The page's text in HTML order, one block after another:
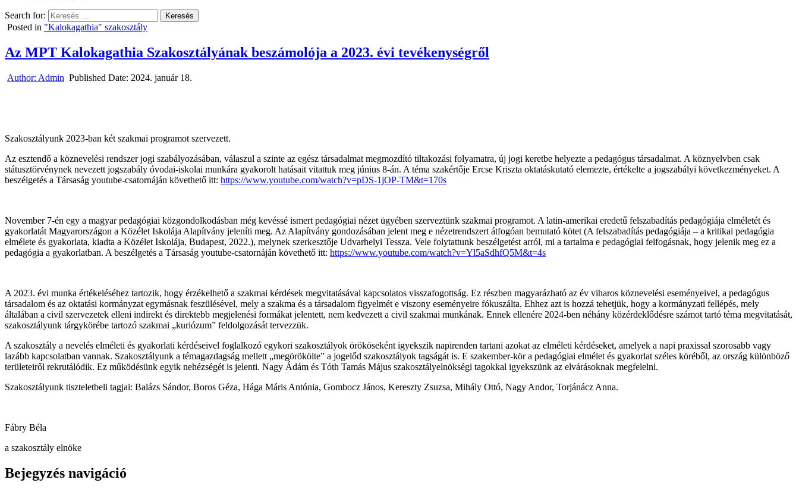
Search for:
Posted in "Kalokagathia" szakosztály
Az MPT Kalokagathia Szakosztályának beszámolója a 2023. évi tevékenységről
Author: Admin Published Date: 2024. január 18.
Szakosztályunk 2023-ban két szakmai programot szervezett.
Az esztendő a köznevelési rendszer jogi szabályozásában, válaszul a szinte az egész társadalmat megmozdító tiltakozási folyamatra, új jogi keretbe helyezte a pedagógus társadalmat. A köznyelvben csak
státusztörvénynek nevezett jogszabály óvodai-iskolai munkára gyakorolt hatásait vitattuk meg június 8-án. A téma szakértője Ercse Kriszta oktatáskutató elemezte, értékelte a jogszabályi következményeket. A
beszélgetés a Társaság youtube-csatornáján követhető itt: https://www.youtube.com/watch?v=pDS-1jOP-TM&t=170s
November 7-én egy a magyar pedagógiai közgondolkodásban még kevéssé ismert pedagógiai nézet ügyében szerveztünk szakmai programot. A latin-amerikai eredetű felszabadítás pedagógiája elméletét és
gyakorlatát Magyarországon a Közélet Iskolája Alapítvány jeleníti meg. Az Alapítvány gondozásában jelent meg e nézetrendszert átfogóan bemutató kötet (A felszabadítás pedagógiája – a kritikai pedagógia
elmélete és gyakorlata, kiadta a Közélet Iskolája, Budapest, 2022.), melynek szerkesztője Udvarhelyi Tessza. Vele folytattunk beszélgetést arról, mi a tartalma e pedagógiai felfogásnak, hogy jelenik meg ez a
pedagógia a gyakorlatban. A beszélgetés a Társaság youtube-csatornáján követhető itt: https://www.youtube.com/watch?v=Yl5aSdhfQ5M&t=4s
A 2023. évi munka értékeléséhez tartozik, hogy érzékelhető a szakmai kérdések megvitatásával kapcsolatos visszafogottság. Ez részben magyarázható az év viharos köznevelési eseményeivel, a pedagógus
társadalom és az oktatási kormányzat egymásnak feszülésével, mely a szakma és a társadalom figyelmét e viszony eseményeire fókuszálta. Ehhez azt is hozzá tehetjük, hogy a kormányzati fellépés, mely
általában a civil szervezetek elleni indirekt és direktebb megjelenési formákat jelentett, nem kedvezett a civil szakmai munkának. Ennek ellenére 2024-ben néhány közérdeklődésre számot tartó téma megvitatását,
szakosztályunk tárgykörébe tartozó szakmai „kuriózum” feldolgozását tervezzük.
A szakosztály a nevelés elméleti és gyakorlati kérdéseivel foglalkozó egykori szakosztályok örököseként igyekszik napirenden tartani azokat az elméleti kérdéseket, amelyek a napi praxissal szorosabb vagy
lazább kapcsolatban vannak. Szakosztályunk a témagazdagság mellett „megörökölte” a jogelőd szakosztályok tagságát is. E szakember-kör a pedagógiai elmélet és gyakorlat széles köréből, az ország különböző
területeiről rekrutálódik. Ez működésünk egyik nehézségét is jelenti. Nagy Ádám és Tóth Tamás Május szakosztályelnökségi tagokkal igyekszünk az elvárásoknak megfelelni.
Szakosztályunk tiszteletbeli tagjai: Balázs Sándor, Boros Géza, Hága Máris Antónia, Gombocz János, Kereszty Zsuzsa, Mihály Ottó, Nagy Andor, Torjánácz Anna.
Fábry Béla
a szakosztály elnöke
Bejegyzés navigáció